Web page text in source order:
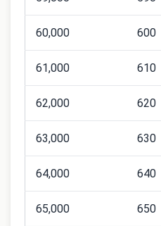
60,000 600
61,000 610
62,000 620
63,000 630
64,000 640
65,000 650